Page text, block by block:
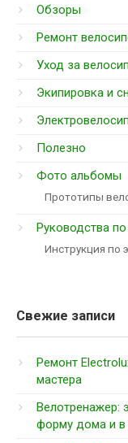
Обзоры
Ремонт
Уход за
Экипировка и
Полезно
Фото альбомы
Прототипы
Руководства
Инструкция по
Свежие записи
Ремонт
мастера
Велотренажер:
форму дома и в